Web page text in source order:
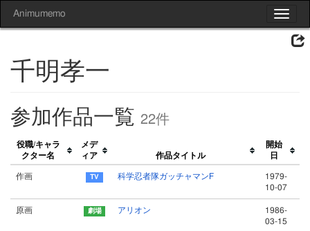
Toggle
Animumemo
千明孝一
参加作品一覧 22件
役職/キャラ
クター名
メデ
ィア
作品タイトル
開始
日
作画 科学忍者隊ガッチャマンF
1979-
10-07
原画 アリオン
1986-
03-15